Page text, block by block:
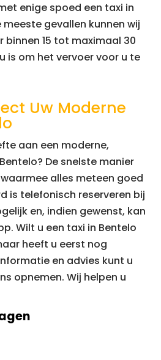
enige spoed een taxi in
gevallen kunnen wij
binnen 15 tot maximaal 30
is om het vervoer voor u te
Uw Moderne
aan een moderne,
De snelste manier
alles meteen goed
is telefonisch reserveren bij
en, indien gewenst, kan
Wilt u een taxi in Bentelo
heeft u eerst nog
en advies kunt u
opnemen. Wij helpen u